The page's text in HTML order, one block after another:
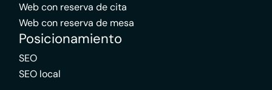
Web con reserva de cita
Web con reserva de mesa
Posicionamiento
SEO
SEO local